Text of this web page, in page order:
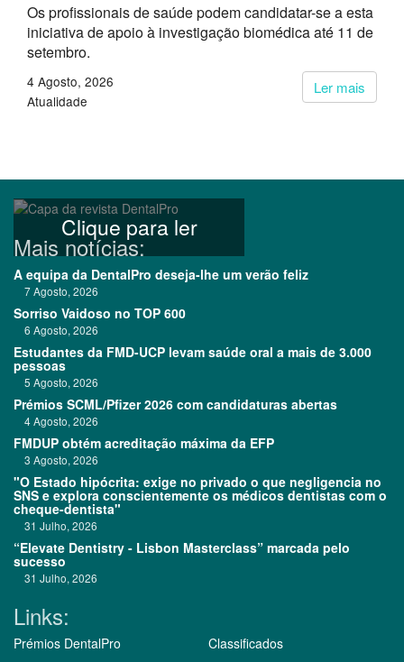
Os profissionais de saúde podem candidatar-se a esta
iniciativa de apoio à investigação biomédica até 11 de
setembro.
Ler mais
4 Agosto, 2026
Atualidade
Clique para ler
Mais notícias:
A equipa da DentalPro deseja-lhe um verão feliz
7 Agosto, 2026
Sorriso Vaidoso no TOP 600
6 Agosto, 2026
Estudantes da FMD-UCP levam saúde oral a mais de 3.000
pessoas
5 Agosto, 2026
Prémios SCML/Pfizer 2026 com candidaturas abertas
4 Agosto, 2026
FMDUP obtém acreditação máxima da EFP
3 Agosto, 2026
"O Estado hipócrita: exige no privado o que negligencia no
SNS e explora conscientemente os médicos dentistas com o
cheque-dentista"
31 Julho, 2026
“Elevate Dentistry - Lisbon Masterclass” marcada pelo
sucesso
31 Julho, 2026
Links:
Prémios DentalPro
Classificados